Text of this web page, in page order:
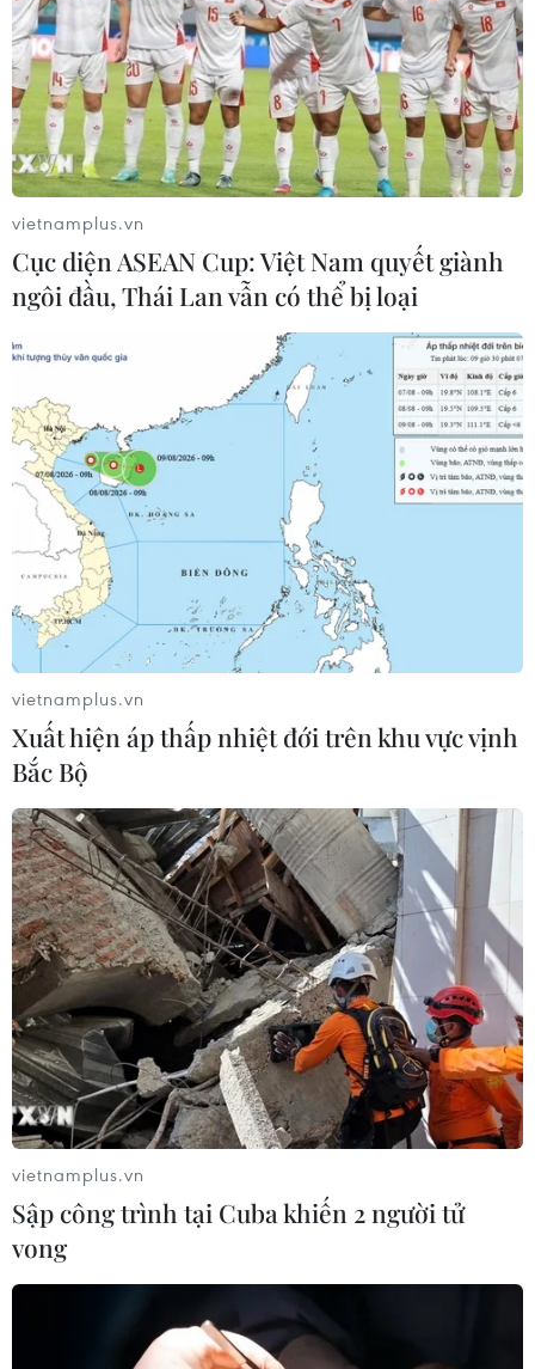
TIN CÙNG CHUYÊN MỤC
quyết giành ngôi đầu, Thái Lan vẫn
vietnamplus.vn
Cục diện ASEAN Cup: Việt Nam quyết giành
ngôi đầu, Thái Lan vẫn có thể bị loại
vietnamplus.vn
Xuất hiện áp thấp nhiệt đới trên khu vực vịnh
Bắc Bộ
vietnamplus.vn
Sập công trình tại Cuba khiến 2 người tử
vong